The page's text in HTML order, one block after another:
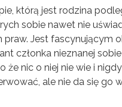
którą jest rodzina
sobie nawet nie
Jest fascynującym
członka nieznanej
że nic o niej nie wie i
ale nie da się go